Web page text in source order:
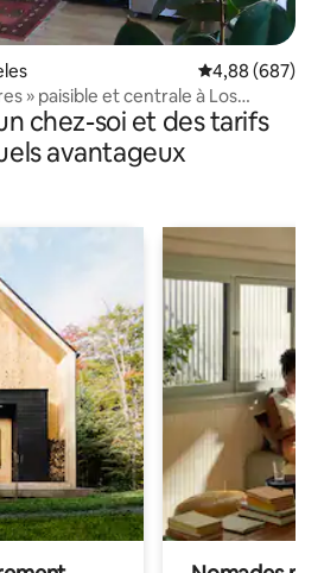
Évaluation
4,88 (687)
» paisible et centrale à Los
chez-soi et des tarifs
avantageux